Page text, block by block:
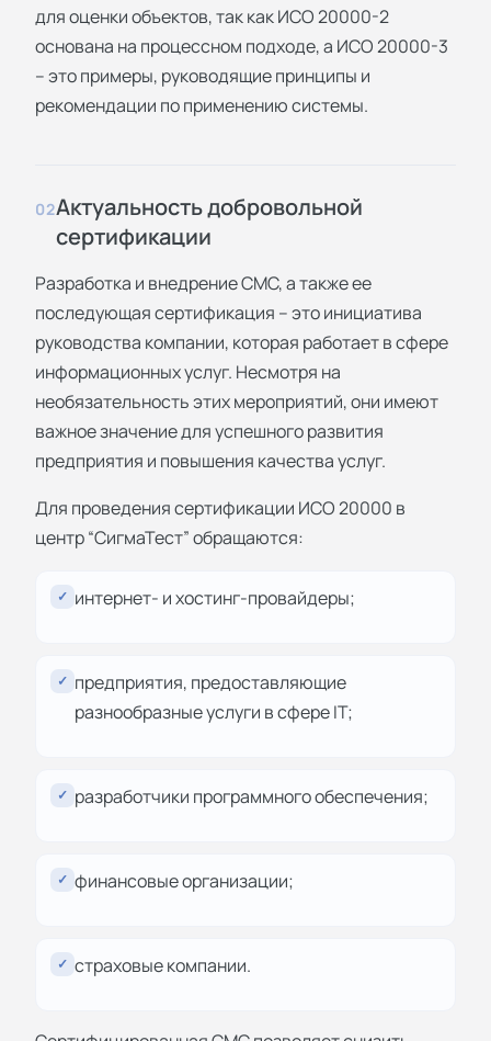
для оценки объектов, так как ИСО 20000-2
основана на процессном подходе, а ИСО 20000-3
– это примеры, руководящие принципы и
рекомендации по применению системы.
02Актуальность добровольной
сертификации
Разработка и внедрение СМС, а также ее
последующая сертификация – это инициатива
руководства компании, которая работает в сфере
информационных услуг. Несмотря на
необязательность этих мероприятий, они имеют
важное значение для успешного развития
предприятия и повышения качества услуг.
Для проведения сертификации ИСО 20000 в
центр “СигмаТест” обращаются:
✓ интернет- и хостинг-провайдеры;
✓ предприятия, предоставляющие
разнообразные услуги в сфере IT;
✓ разработчики программного обеспечения;
✓ финансовые организации;
✓ страховые компании.